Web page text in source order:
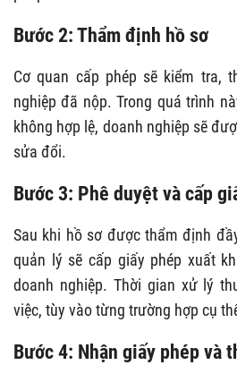
Bước 2: Thẩm định hồ sơ
Cơ quan cấp phép sẽ kiểm tra,
nghiệp đã nộp. Trong quá trình
không hợp lệ, doanh nghiệp sẽ
sửa đổi.
Bước 3: Phê duyệt và cấp
Sau khi hồ sơ được thẩm định
quản lý sẽ cấp giấy phép xuất
doanh nghiệp. Thời gian xử lý
việc, tùy vào từng trường hợp cụ
Bước 4: Nhận giấy phép và